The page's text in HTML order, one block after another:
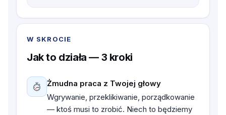
W SKROCIE
Jak to działa — 3 kroki
Żmudna praca z Twojej głowy
Wgrywanie, przeklikiwanie, porządkowanie
— ktoś musi to zrobić. Niech to będziemy